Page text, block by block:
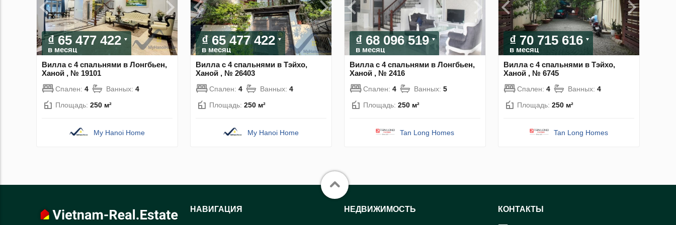
₫ 65 477 422
в месяц
Вилла с 4 спальнями в Лонгбьен,
Ханой , № 19101
Спален: 4 Ванных: 4
Площадь: 250 м²
My Hanoi Home
₫ 65 477 422
в месяц
Вилла с 4 спальнями в Тэйхо,
Ханой , № 26403
Спален: 4 Ванных: 4
Площадь: 250 м²
My Hanoi Home
₫ 68 096 519
в месяц
Вилла с 4 спальнями в Лонгбьен,
Ханой , № 2416
Спален: 4 Ванных: 5
Площадь: 250 м²
Tan Long Homes
₫ 70 715 616
в месяц
Вилла с 4 спальнями в Тэйхо,
Ханой , № 6745
Спален: 4 Ванных: 4
Площадь: 250 м²
Tan Long Homes
НАВИГАЦИЯ НЕДВИЖИМОСТЬ КОНТАКТЫ